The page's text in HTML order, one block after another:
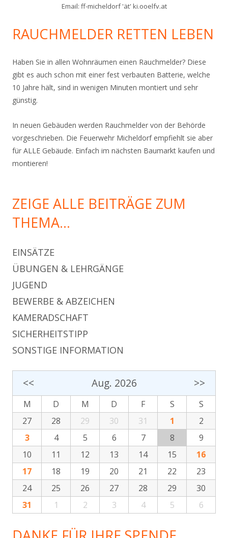
Email: ff-micheldorf 'ät' ki.ooelfv.at
RAUCHMELDER RETTEN LEBEN
Haben Sie in allen Wohnräumen einen Rauchmelder? Diese
gibt es auch schon mit einer fest verbauten Batterie, welche
10 Jahre hält, sind in wenigen Minuten montiert und sehr
günstig.
In neuen Gebäuden werden Rauchmelder von der Behörde
vorgeschrieben. Die Feuerwehr Micheldorf empfiehlt sie aber
für ALLE Gebäude. Einfach im nächsten Baumarkt kaufen und
montieren!
ZEIGE ALLE BEITRÄGE ZUM
THEMA…
EINSÄTZE
ÜBUNGEN & LEHRGÄNGE
JUGEND
BEWERBE & ABZEICHEN
KAMERADSCHAFT
SICHERHEITSTIPP
SONSTIGE INFORMATION
<< Aug. 2026 >>
M D M D F S
S
27
28 29 30 31 1
2
3
4 5 6 7 8
9
10
11 12 13 14 15
16
17
18 19 20 21 22
23
24
25 26 27 28 29
30
31
1 2 3 4 5 6